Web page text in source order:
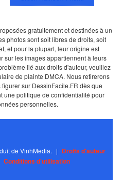
gratuitement et destinées à un
photos sont soit libres de droits, soit
et pour la plupart, leur origine est
sur les images appartiennent à leurs
lié aux droits d'auteur, veuillez
de plainte DMCA. Nous retirerons
sur DessinFacile.FR dès que
une politique de confidentialité pour
personnelles.
de VinhMedia. | Droits d'auteur
Conditions d'utilisation